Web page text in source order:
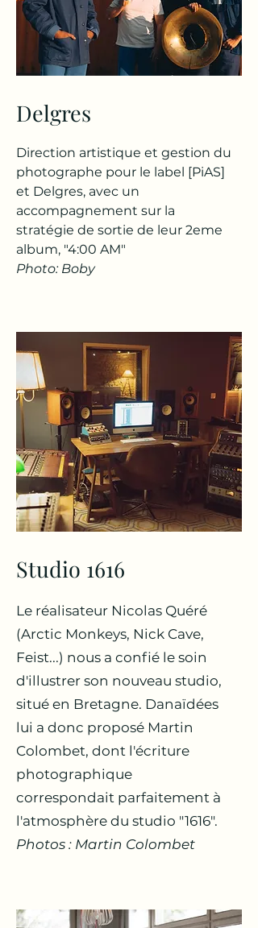
Delgres
Direction artistique et gestion du
photographe pour le label [PiAS]
et Delgres, avec un
accompagnement sur la
stratégie de sortie de leur 2eme
album, "4:00 AM"
Photo: Boby
Studio 1616
Le réalisateur Nicolas Quéré
(Arctic Monkeys, Nick Cave,
Feist...) nous a confié le soin
d'illustrer son nouveau studio,
situé en Bretagne. Danaïdées
lui a donc proposé Martin
Colombet, dont l'écriture
photographique
correspondait parfaitement à
l'atmosphère du studio "1616".
Photos : Martin Colombet